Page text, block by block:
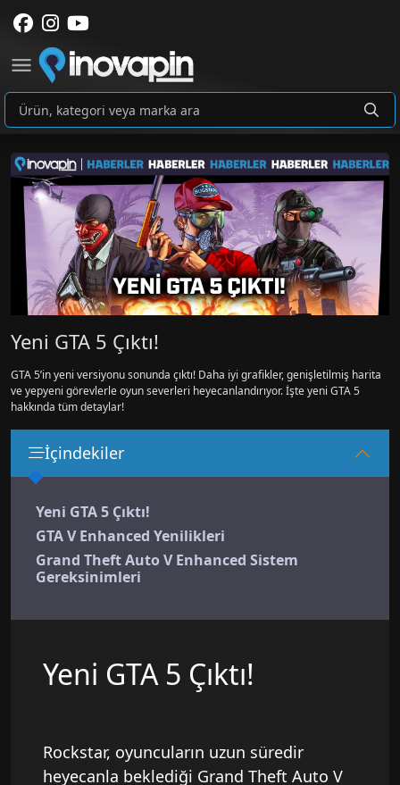
Yeni GTA 5 Çıktı!
GTA 5’in yeni versiyonu sonunda çıktı! Daha iyi grafikler, genişletilmiş harita
ve yepyeni görevlerle oyun severleri heyecanlandırıyor. İşte yeni GTA 5
hakkında tüm detaylar!
İçindekiler
Yeni GTA 5 Çıktı!
GTA V Enhanced Yenilikleri
Grand Theft Auto V Enhanced Sistem
Gereksinimleri
Yeni GTA 5 Çıktı!
Rockstar, oyuncuların uzun süredir
heyecanla beklediği Grand Theft Auto V